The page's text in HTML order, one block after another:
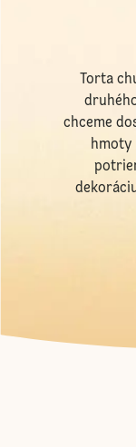
Torta
chceme
hmoty